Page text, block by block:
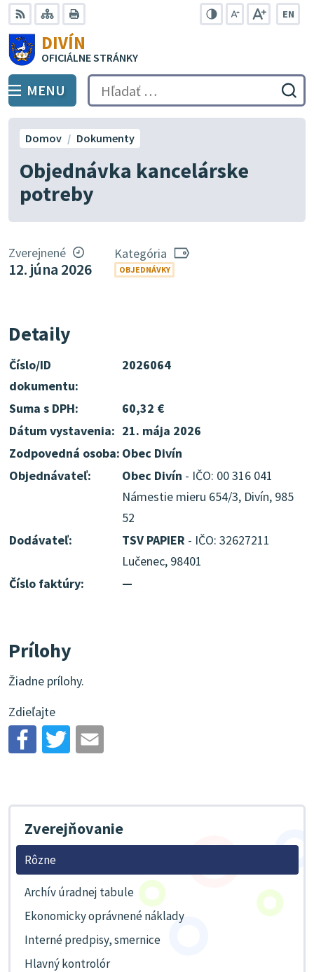
Preskočiť
na
obsah
RSS Mapa
EN
DIVÍN
OFICIÁLNE STRÁNKY
PREPNÚŤ
MENU Hľadať:
Objednávka kancelárske
potreby
Domov Dokumenty
Zverejnené
12. júna 2026
Kategória
OBJEDNÁVKY
Detaily
Číslo/ID
dokumentu:
2026064
Suma s DPH:
60,32 €
Dátum vystavenia: 21. mája 2026
Zodpovedná osoba: Obec Divín
Objednávateľ:
Obec Divín - IČO: 00 316 041
Námestie mieru 654/3, Divín, 985
52
Dodávateľ:
TSV PAPIER - IČO: 32627211
Lučenec, 98401
Číslo faktúry:
—
Prílohy
Žiadne prílohy.
Zdieľajte
Zverejňovanie
Rôzne
Archív úradnej tabule
Ekonomicky oprávnené náklady
Interné predpisy, smernice
Hlavný kontrolór